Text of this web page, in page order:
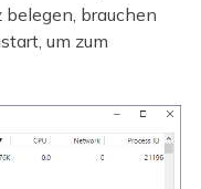
brauchen
um zum